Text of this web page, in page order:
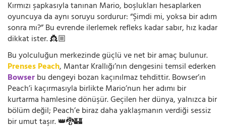
Kırmızı şapkasıyla tanınan Mario, boşlukları hesaplarken
oyuncuya da aynı soruyu sordurur: “Şimdi mi, yoksa bir adım
sonra mı?” Bu evrende ilerlemek refleks kadar sabır, hız kadar
dikkat ister. 👸🏼
Bu yolculuğun merkezinde güçlü ve net bir amaç bulunur.
Prenses Peach, Mantar Krallığı’nın dengesini temsil ederken
Bowserbu dengeyi bozan kaçınılmaz tehdittir. Bowser’ın
Peach’i kaçırmasıyla birlikte Mario’nun her adımı bir
kurtarma hamlesine dönüşür. Geçilen her dünya, yalnızca bir
bölüm değil; Peach’e biraz daha yaklaşmanın verdiği sessiz
bir umut taşır. 👑🐉🏰